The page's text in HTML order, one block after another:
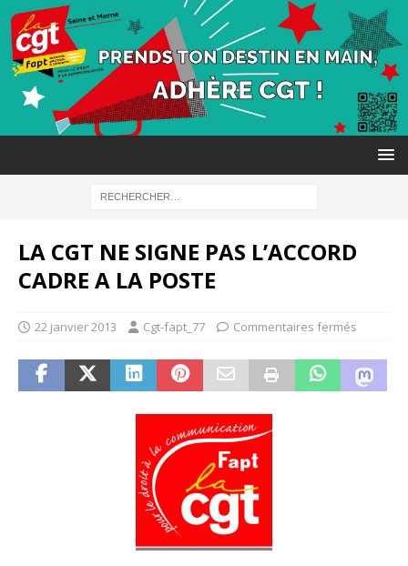
LA CGT NE SIGNE PAS L’ACCORD
CADRE A LA POSTE
22 janvier 2013 Cgt-fapt_77 Commentaires fermés